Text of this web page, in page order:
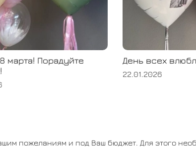
марта! Порадуйте
День всех
22.01.2026
пожеланиям и под Ваш бюджет. Для этого